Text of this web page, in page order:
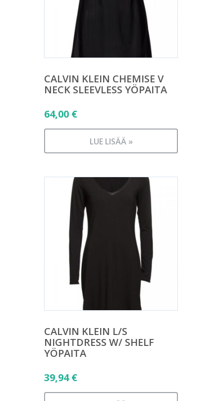
CALVIN KLEIN CHEMISE V
NECK SLEEVLESS YÖPAITA
64,00 €
LUE LISÄÄ »
CALVIN KLEIN L/S
NIGHTDRESS W/ SHELF
YÖPAITA
39,94€